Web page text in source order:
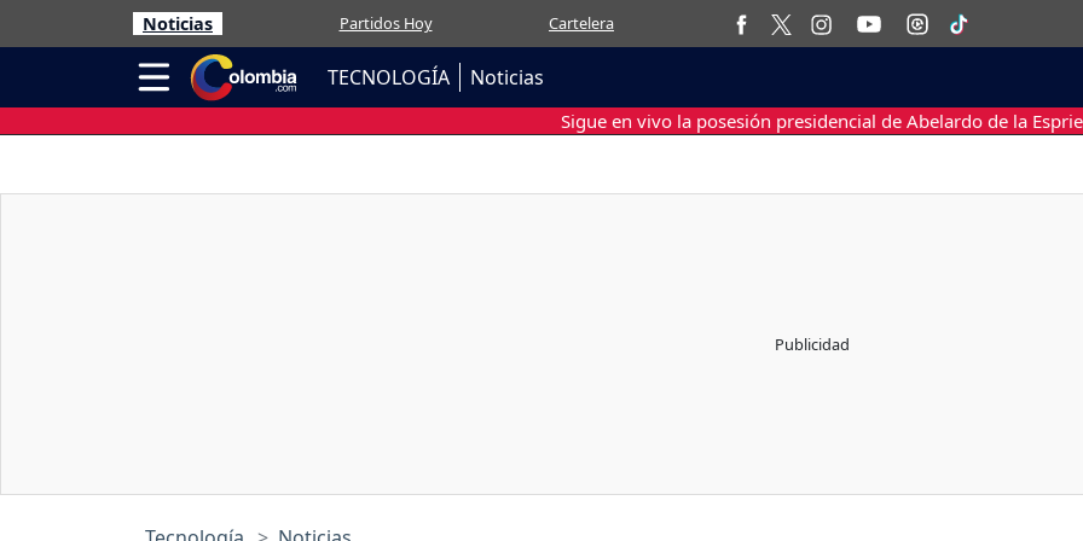
Noticias Partidos Hoy Cartelera
TECNOLOGÍA Noticias
Sigue en vivo la posesión presidencial de Abelardo de la